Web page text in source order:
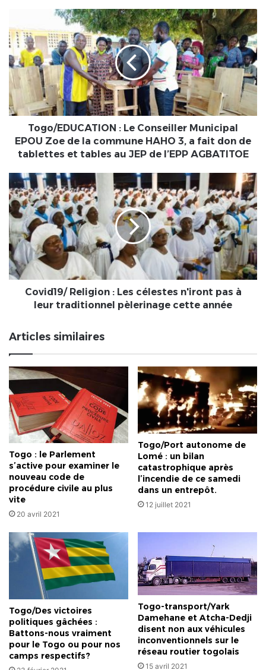
Togo/EDUCATION
:
Le
Conseiller
Municipal
EPOU
Zoe
de
la
commune
HAHO
fait
don
de
tablettes
et
tables
au
JEP
de
AGBATITOE
Togo/EDUCATION : Le Conseiller Municipal
EPOU Zoe de la commune HAHO 3, a fait don de
tablettes et tables au JEP de l’EPP AGBATITOE
Covid19/
Religion
:
Les
célestes
n'iront
pas
à
leur
traditionnel
pèlerinage
Covid19/ Religion : Les célestes n'iront pas à
leur traditionnel pèlerinage cette année
Articles similaires
Togo : le Parlement
s’active pour examiner le
nouveau code de
procédure civile au plus
vite
20 avril 2021
Togo/Port autonome de
Lomé : un bilan
catastrophique après
l’incendie de ce samedi
dans un entrepôt.
12 juillet 2021
Togo/Des victoires
politiques gâchées :
Battons-nous vraiment
pour le Togo ou pour nos
camps respectifs?
Togo-transport/Yark
Damehane et Atcha-Dedji
disent non aux véhicules
inconventionnels sur le
réseau routier togolais
15 avril 2021